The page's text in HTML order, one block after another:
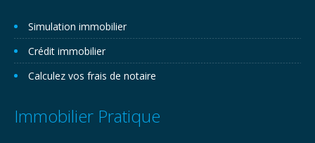
Simulation immobilier
Crédit immobilier
Calculez vos frais de notaire
Immobilier Pratique